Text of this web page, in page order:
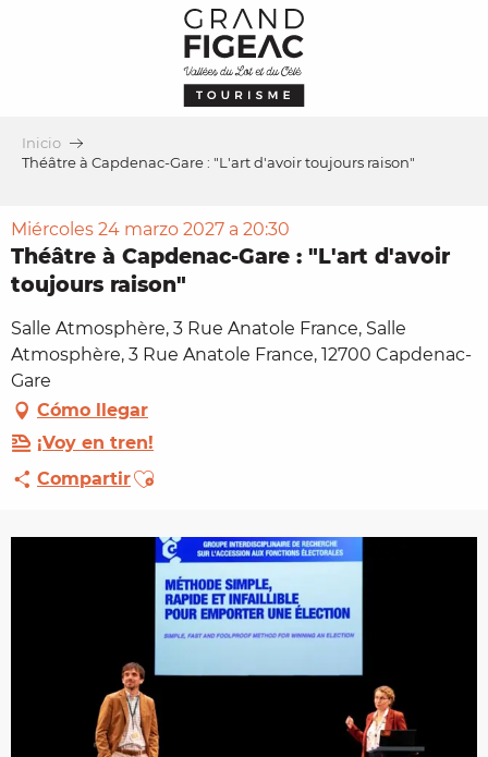
Inicio
Théâtre à Capdenac-Gare : "L'art d'avoir toujours raison"
Miércoles 24 marzo 2027 a 20:30
Théâtre à Capdenac-Gare : "L'art d'avoir
toujours raison"
Salle Atmosphère, 3 Rue Anatole France, Salle
Atmosphère, 3 Rue Anatole France, 12700 Capdenac-
Gare
Cómo llegar
¡Voy en tren!
CompartirAjouter aux favoris